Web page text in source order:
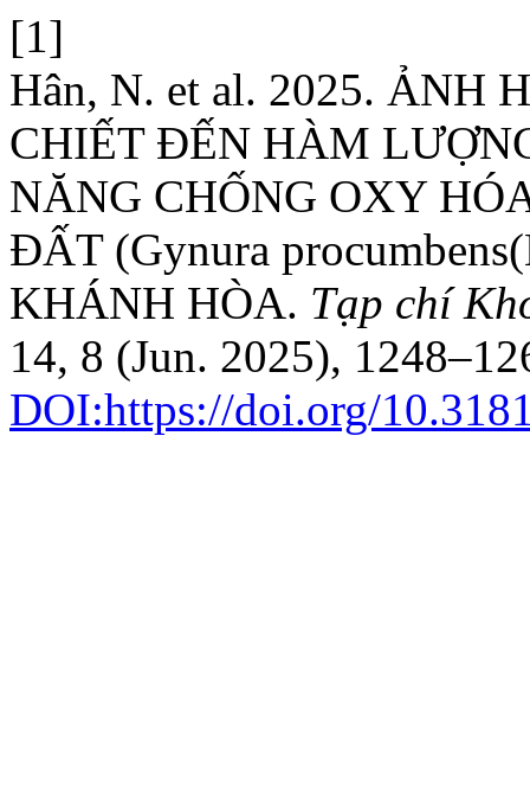
[1]
Hân, N. et al. 2025. ẢNH
CHIẾT ĐẾN HÀM
NĂNG CHỐNG OXY
ĐẤT (Gynura
KHÁNH HÒA. Tạp chí
14, 8 (Jun. 2025),
DOI:https://doi.org/